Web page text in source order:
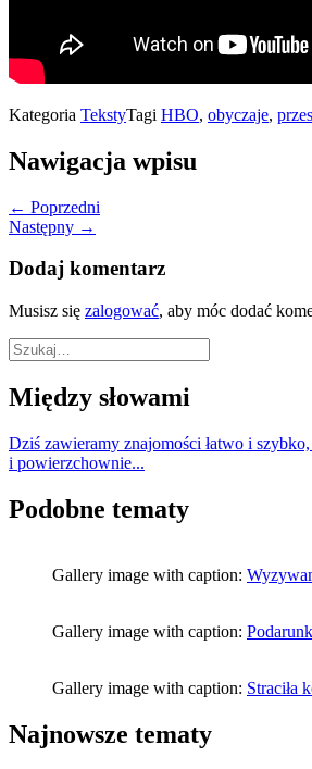
Kategoria TekstyTagi HBO, obyczaje,
Nawigacja wpisu
← Poprzedni
Następny →
Dodaj komentarz
Musisz się zalogować, aby móc dodać
Między słowami
Dziś zawieramy znajomości łatwo i
i powierzchownie...
Podobne tematy
Gallery image with caption:
Gallery image with caption:
Gallery image with caption: Straciła
Najnowsze tematy